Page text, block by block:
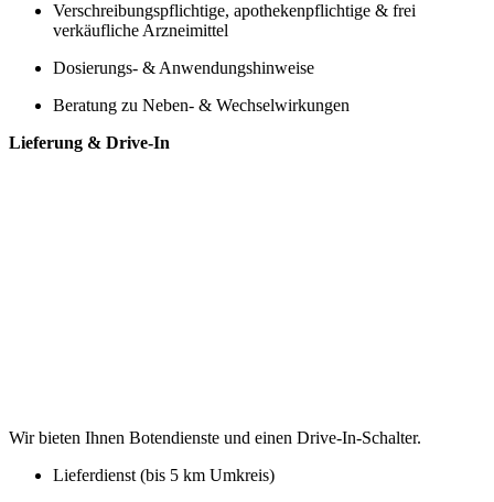
Verschreibungspflichtige, apothekenpflichtige & frei
verkäufliche Arzneimittel
Dosierungs- & Anwendungshinweise
Beratung zu Neben- & Wechselwirkungen
Lieferung & Drive-In
Wir bieten Ihnen Botendienste und einen Drive-In-Schalter.
Lieferdienst (bis 5 km Umkreis)